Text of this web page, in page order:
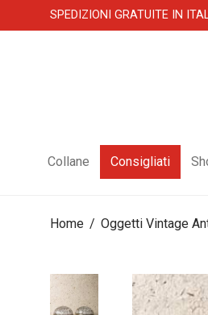
SPEDIZIONI GRATUITE IN
Collane Consigliati
Home / Oggetti Vintage